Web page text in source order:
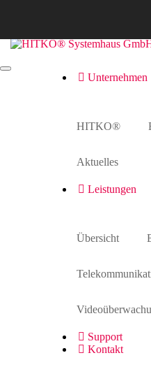
Unternehmen
HITKO®
Aktuelles
Leistungen
Übersicht
Support
Kontakt